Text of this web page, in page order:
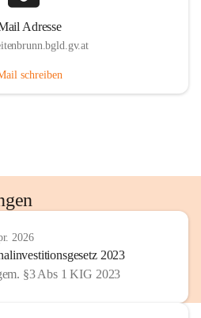
Adresse
schreiben
2026
2023
§3 Abs 1 KIG 2023